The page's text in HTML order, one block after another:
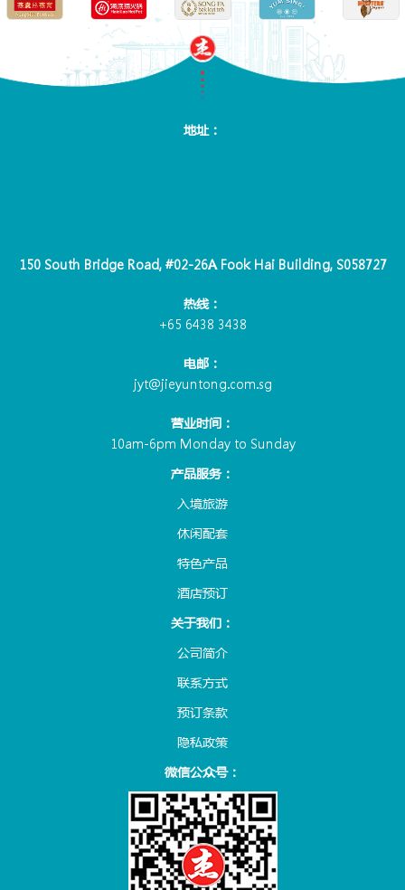
地址：
150 South Bridge Road, #02-26A Fook Hai Building, S058727
热线：
+65 6438 3438
电邮：
jyt@jieyuntong.com.sg
营业时间：
10am-6pm Monday to Sunday
产品服务：
入境旅游
休闲配套
特色产品
酒店预订
关于我们：
公司简介
联系方式
预订条款
隐私政策
微信公众号：